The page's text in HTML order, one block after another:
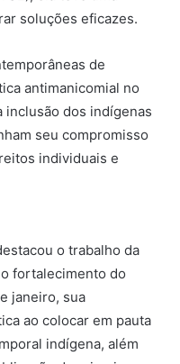
soluções eficazes.
de
antimanicomial no
inclusão dos indígenas
seu compromisso
individuais e
o trabalho da
fortalecimento do
janeiro, sua
ao colocar em pauta
indígena, além